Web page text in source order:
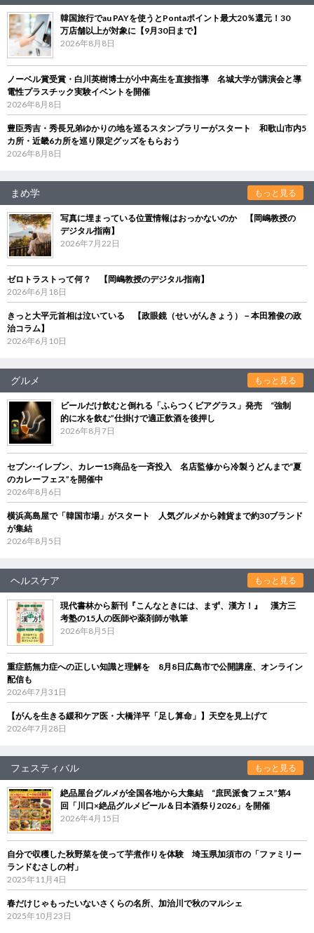
韓国旅行でau PAYを使うとPontaポイント最大20％還元！30
万店舗以上が対象に【9月30日まで】
2026年8月8日
ノーベル賞受賞・白川英樹博士が小中高生を直接指導 名城大学が講演会と導
電性プラスチック実験イベントを開催
2026年8月8日
豊臣秀吉・秀長兄弟ゆかりの地を巡るスタンプラリーがスタート 和歌山市内5
カ所・近畿6カ所を巡り限定グッズをもらおう
2026年8月8日
まめ学 もっと見る
写真に埋まっている位置情報はおっかないのか 【岡嶋教授の
デジタル指南】
2026年7月22日
ゼロトラストって何？ 【岡嶋教授のデジタル指南】
2026年6月18日
きっと大平元首相は泣いている 【政眼鏡（せいがんきょう）－本田雅俊の政
治コラム】
2026年6月10日
グルメ もっと見る
ビールだけ飲むと倒れる「ふらつくビアグラス」発売 “強制
的に水を飲む”仕掛けで適正飲酒を後押し
2026年8月7日
セブン‐イレブン、カレー15商品を一斉投入 名店監修から冷製うどんまで“夏
のカレーフェス”を開催中
2026年8月6日
横浜高島屋で「韓国市場」がスタート 人気グルメから雑貨まで約30ブランド
が集結
2026年8月5日
ヘルスケア もっと見る
現代書林から新刊『こんなときには、まず、漢方！』 漢方三
考塾の15人の医師や薬剤師が執筆
2026年8月5日
重症筋無力症への正しい知識と理解を 8月8日広島市で公開講座、オンライン
配信も
2026年7月31日
【がんを生きる緩和ケア医・大橋洋平「足し算命」】天空を見上げて
2026年7月28日
フェスティバル もっと見る
絶品屋台グルメが全国各地から大集結 “庶民派食フェス”第4
回「川口×絶品グルメビール＆日本酒祭り2026」を開催
2026年4月15日
自分で収穫した秋野菜を使って芋煮作りを体験 埼玉県加須市の「ファミリー
ランドむさしの村」
2025年11月4日
春だけじゃもったいないさくらの名所、加治川で秋のマルシェ
2025年10月23日